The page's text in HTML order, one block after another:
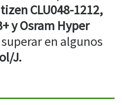
CLU048-1212,
y Osram Hyper
en algunos
J.